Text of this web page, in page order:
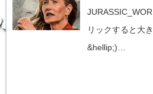
リックすると大
&hellip;)…